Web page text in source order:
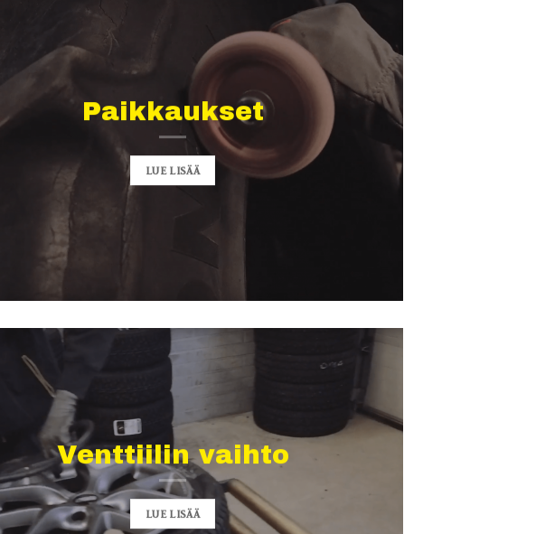
Paikkaukset
LUE LISÄÄ
Venttiilin vaihto
LUE LISÄÄ